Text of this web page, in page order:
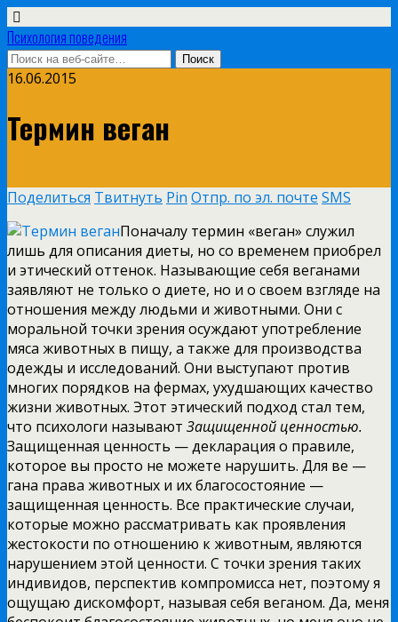
Психология поведения
16.06.2015
Термин веган
Поделиться Твитнуть Pin Отпр. по эл. почте SMS
Поначалу термин «веган» служил
лишь для описания диеты, но со временем приобрел
и этический оттенок. Называющие себя веганами
заявляют не только о диете, но и о своем взгляде на
отношения между людьми и животными. Они с
моральной точки зрения осуждают употребление
мяса животных в пищу, а также для производства
одежды и исследований. Они выступают против
многих порядков на фермах, ухудшающих качество
жизни животных. Этот этический подход стал тем,
что психологи называют Защищенной ценностью.
Защищенная ценность — декларация о правиле,
которое вы просто не можете нарушить. Для ве —
гана права животных и их благосостояние —
защищенная ценность. Все практические случаи,
которые можно рассматривать как проявления
жестокости по отношению к животным, являются
нарушением этой ценности. С точки зрения таких
индивидов, перспектив компромисса нет, поэтому я
ощущаю дискомфорт, называя себя веганом. Да, меня